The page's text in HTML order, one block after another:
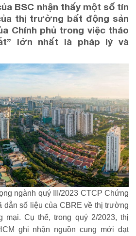
BSC nhận thấy một số tín
thị trường bất động sản
Chính phủ trong việc tháo
lớn nhất là pháp lý và
ngành quý III/2023 CTCP Chứng
dẫn số liệu của CBRE về thị trường
mại. Cụ thể, trong quý 2/2023, thị
ghi nhận nguồn cung mới đạt